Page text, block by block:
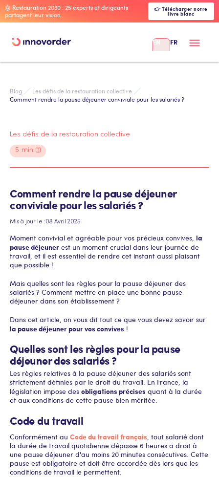
🤖 Restauration 2030 : 25 experts et dirigeants
partagent leur vision.
👉 Télécharger notre
livre blanc
EN FR
Blog
Les défis de la restauration collective
Comment rendre la pause déjeuner conviviale pour les salariés ?
Les défis de la restauration collective
5 min
Comment rendre la pause déjeuner
conviviale pour les salariés ?
Mis à jour le :08 Avril 2025
Moment convivial et agréable pour vos précieux convives, la
pause déjeuner est un moment crucial dans leur journée de
travail, et il est essentiel de rendre cet instant aussi plaisant
que possible !
Mais quelles sont les règles pour la pause déjeuner des
salariés ? Comment mettre en place une bonne pause
déjeuner dans son établissement ?
Dans cet article, on vous dit tout ce que vous devez savoir sur
la pause déjeuner pour vos convives !
Quelles sont les règles pour la pause
déjeuner des salariés ?
Les règles relatives à la pause déjeuner des salariés sont
strictement définies par le droit du travail. En France, la
législation impose des obligations précises quant à la durée
et aux conditions de cette pause bien méritée.
Code du travail
Conformément au Code du travail français, tout salarié dont
la durée de travail quotidienne dépasse 6 heures a droit à
une pause déjeuner d'au moins 20 minutes consécutives. Cette
pause est obligatoire et doit être accordée dès lors que les
conditions de travail le permettent.